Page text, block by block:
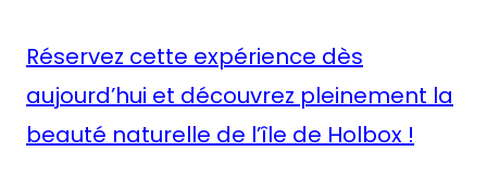
Réservez cette expérience dès
aujourd’hui et découvrez pleinement la
beauté naturelle de l’île de Holbox !